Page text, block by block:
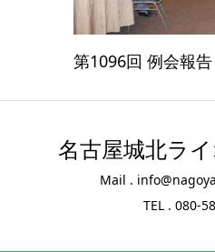
第1096回 例会報告
名古屋城北ラ
Mail .
TEL . 080-